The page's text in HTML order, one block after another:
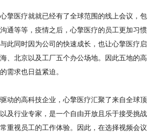
擎医疗就就已经有了全球范围的线上会议，包
通等等，疫情之后，心擎医疗的员工更加习惯
此同时因为公司的快速成长，也让心擎医疗启
、北京以及工厂五个办公场地。因此五地的高
需求也日益紧迫。
动的高科技企业，心擎医疗汇聚了来自全球顶
及行业专家，是一个自由开放且乐于接受挑战
重视员工的工作体验。因此，在选择视频会议